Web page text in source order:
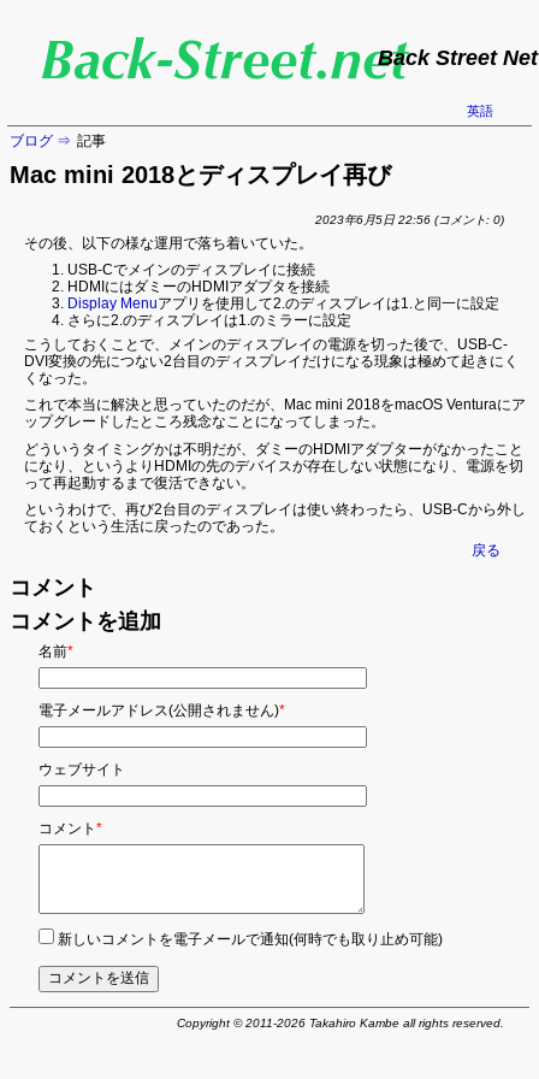
Back Street Net
英語
ブログ 記事
Mac mini 2018とディスプレイ再び
2023年6月5日 22:56 (コメント: 0)
その後、以下の様な運用で落ち着いていた。
USB-Cでメインのディスプレイに接続
HDMIにはダミーのHDMIアダプタを接続
Display Menuアプリを使用して2.のディスプレイは1.と同一に設定
さらに2.のディスプレイは1.のミラーに設定
こうしておくことで、メインのディスプレイの電源を切った後で、USB-C-
DVI変換の先につない2台目のディスプレイだけになる現象は極めて起きにく
くなった。
これで本当に解決と思っていたのだが、Mac mini 2018をmacOS Venturaにア
ップグレードしたところ残念なことになってしまった。
どういうタイミングかは不明だが、ダミーのHDMIアダプターがなかったこと
になり、というよりHDMIの先のデバイスが存在しない状態になり、電源を切
って再起動するまで復活できない。
というわけで、再び2台目のディスプレイは使い終わったら、USB-Cから外し
ておくという生活に戻ったのであった。
戻る
コメント
コメントを追加
必
須
目
名前*
必
須
目
電子メールアドレス(公開されません)*
ウェブサイト
必
須
コメント*
新しいコメントを電子メールで通知(何時でも取り止め可能)
コメントを送信
Copyright © 2011-2026 Takahiro Kambe all rights reserved.